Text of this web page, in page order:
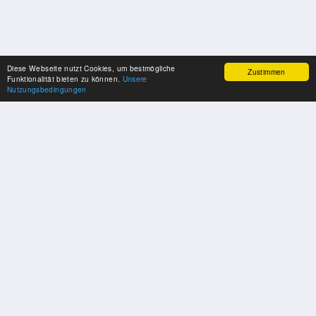
Zustimmen
Diese Webseite nutzt Cookies, um bestmögliche
Funktionalität bieten zu können. Unsere
Nutzungsbedingungen